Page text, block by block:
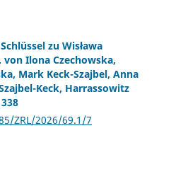
zu Wisława
Ilona Czechowska,
Mark Keck-Szajbel, Anna
Keck, Harrassowitz
ZRL/2026/69.1/7